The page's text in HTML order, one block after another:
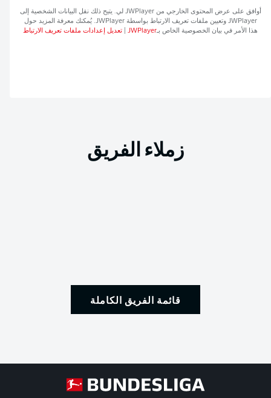
أوافق على عرض المحتوى الخارجي منJWPlayer لي. يتيح ذلك نقل البيانات الشخصية إلى
JWPlayer وتعيين ملفات تعريف الارتباط بواسطةJWPlayer. يُمكنك معرفة المزيد حول
هذا الأمر في بيان الخصوصية الخاص بـJWPlayer تعديل إعدادات ملفات تعريف الارتباط
زملاء الفريق
قائمة الفريق الكاملة